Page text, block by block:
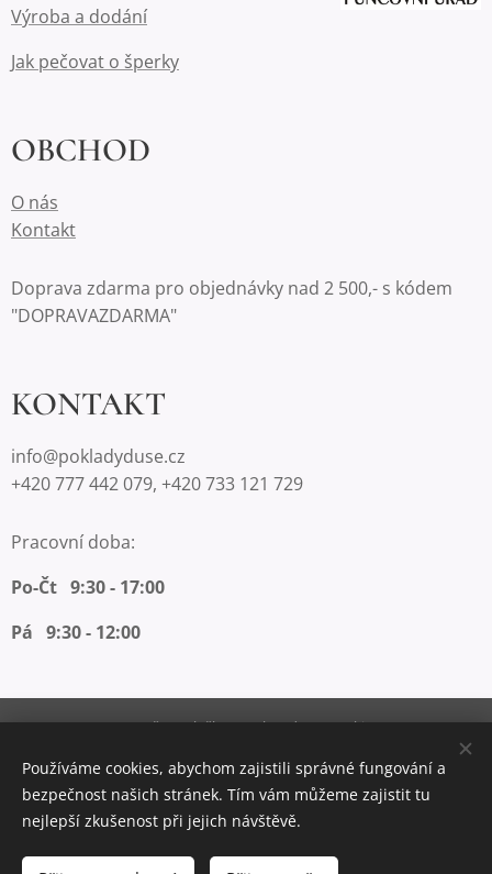
Výroba a dodání
Jak pečovat o šperky
OBCHOD
O nás
Kontakt
Doprava zdarma pro objednávky nad 2 500,- s kódem
"DOPRAVAZDARMA"
KONTAKT
info@pokladyduse.cz
+420 777 442 079, +420 733 121 729
Pracovní doba:
Po-Čt 9:30 - 17:00
Pá 9:30 - 12:00
Vytvořeno službouWebnode Cookies
Měna
CZK Kč
EUR €
Používáme cookies, abychom zajistili správné fungování a
bezpečnost našich stránek. Tím vám můžeme zajistit tu
nejlepší zkušenost při jejich návštěvě.